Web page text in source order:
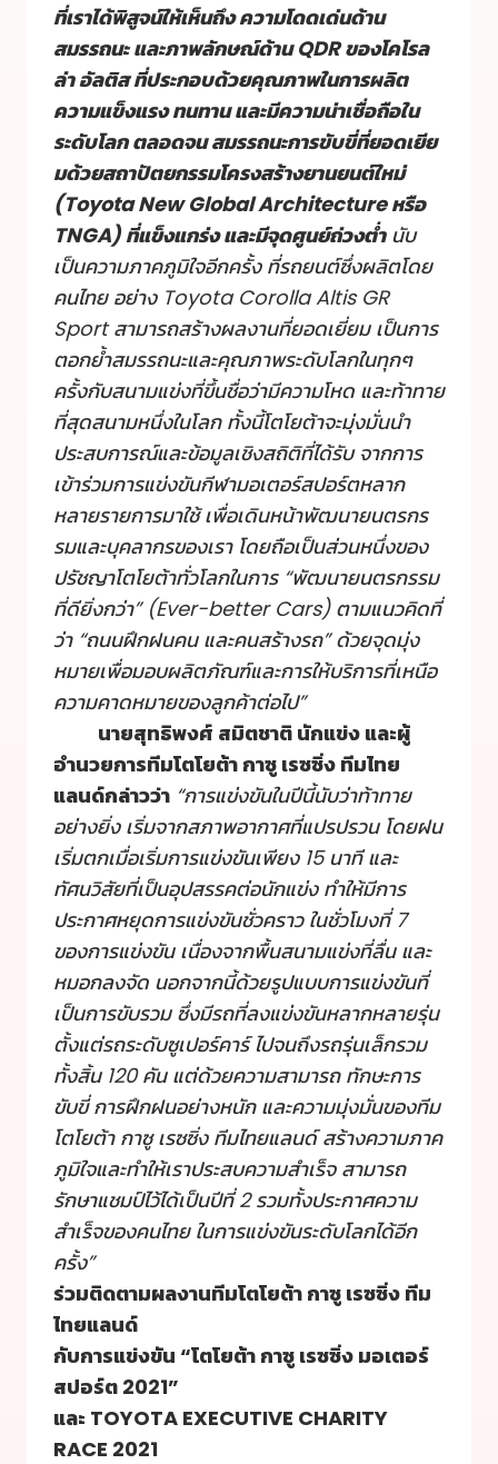
ที่เราได้พิสูจน์ให้เห็นถึง ความโดดเด่นด้าน
สมรรถนะ และภาพลักษณ์ด้าน QDR ของโคโรล
ล่า อัลติส ที่ประกอบด้วยคุณภาพในการผลิต
ความแข็งแรง ทนทาน และมีความน่าเชื่อถือใน
ระดับโลก ตลอดจน สมรรถนะการขับขี่ที่ยอดเยีย
มด้วยสถาปัตยกรรมโครงสร้างยานยนต์ใหม่
(Toyota New Global Architecture หรือ
TNGA) ที่แข็งแกร่ง และมีจุดศูนย์ถ่วงต่ำนับ
เป็นความภาคภูมิใจอีกครั้ง ที่รถยนต์ซึ่งผลิตโดย
คนไทย อย่าง Toyota Corolla Altis GR
Sport สามารถสร้างผลงานที่ยอดเยี่ยม เป็นการ
ตอกย้ำสมรรถนะและคุณภาพระดับโลกในทุกๆ
ครั้งกับสนามแข่งที่ขึ้นชื่อว่ามีความโหด และท้าทาย
ที่สุดสนามหนึ่งในโลก ทั้งนี้โตโยต้าจะมุ่งมั่นนำ
ประสบการณ์และข้อมูลเชิงสถิติที่ได้รับ จากการ
เข้าร่วมการแข่งขันกีฬามอเตอร์สปอร์ตหลาก
หลายรายการมาใช้ เพื่อเดินหน้าพัฒนายนตรกร
รมและบุคลากรของเรา โดยถือเป็นส่วนหนึ่งของ
ปรัชญาโตโยต้าทั่วโลกในการ “พัฒนายนตรกรรม
ที่ดียิ่งกว่า” (Ever-better Cars) ตามแนวคิดที่
ว่า “ถนนฝึกฝนคน และคนสร้างรถ” ด้วยจุดมุ่ง
หมายเพื่อมอบผลิตภัณฑ์และการให้บริการที่เหนือ
ความคาดหมายของลูกค้าต่อไป”
นายสุทธิพงศ์ สมิตชาติ นักแข่ง และผู้
อำนวยการทีมโตโยต้า กาซู เรซซิ่ง ทีมไทย
แลนด์กล่าวว่า “การแข่งขันในปีนี้นับว่าท้าทาย
อย่างยิ่ง เริ่มจากสภาพอากาศที่แปรปรวน โดยฝน
เริ่มตกเมื่อเริ่มการแข่งขันเพียง 15 นาที และ
ทัศนวิสัยที่เป็นอุปสรรคต่อนักแข่ง ทำให้มีการ
ประกาศหยุดการแข่งขันชั่วคราว ในชั่วโมงที่ 7
ของการแข่งขัน เนื่องจากพื้นสนามแข่งที่ลื่น และ
หมอกลงจัด นอกจากนี้ด้วยรูปแบบการแข่งขันที่
เป็นการขับรวม ซึ่งมีรถที่ลงแข่งขันหลากหลายรุ่น
ตั้งแต่รถระดับซูเปอร์คาร์ ไปจนถึงรถรุ่นเล็กรวม
ทั้งสิ้น 120 คัน แต่ด้วยความสามารถ ทักษะการ
ขับขี่ การฝึกฝนอย่างหนัก และความมุ่งมั่นของทีม
โตโยต้า กาซู เรซซิ่ง ทีมไทยแลนด์ สร้างความภาค
ภูมิใจและทำให้เราประสบความสำเร็จ สามารถ
รักษาแชมป์ไว้ได้เป็นปีที่ 2 รวมทั้งประกาศความ
สำเร็จของคนไทย ในการแข่งขันระดับโลกได้อีก
ครั้ง”
ร่วมติดตามผลงานทีมโตโยต้า กาซู เรซซิ่ง ทีม
ไทยแลนด์
กับการแข่งขัน “โตโยต้า กาซู เรซซิ่ง มอเตอร์
สปอร์ต 2021”
และ TOYOTA EXECUTIVE CHARITY
RACE 2021